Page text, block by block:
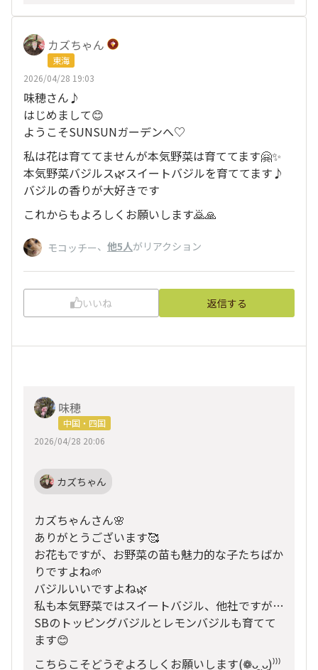
カズちゃん
東海
2026/04/28 19:03
味穂さん♪
はじめまして😊
ようこそSUNSUNガーデンへ♡
私は花は育ててませんが本気野菜は育ててます🤗✨
本気野菜バジルス🌿‬スイートバジルを育ててます♪
バジルの香りが大好きです
これからもよろしくお願いします🙇🙏
モコッチー、 他5人がリアクション
いいね 返信する
味穂
中国・四国
2026/04/28 20:06
カズちゃん
カズちゃんさん🌸
ありがとうございます🥰
お花もですが、お野菜の苗も魅力的な子たちばか
りですよね🌱
バジルいいですよね🌿
私も本気野菜ではスイートバジル、他社ですが…
SBのトッピングバジルとレモンバジルも育てて
ます😊
こちらこそどうぞよろしくお願いします(❁ᴗ͈ˬᴗ͈)⁾⁾⁾